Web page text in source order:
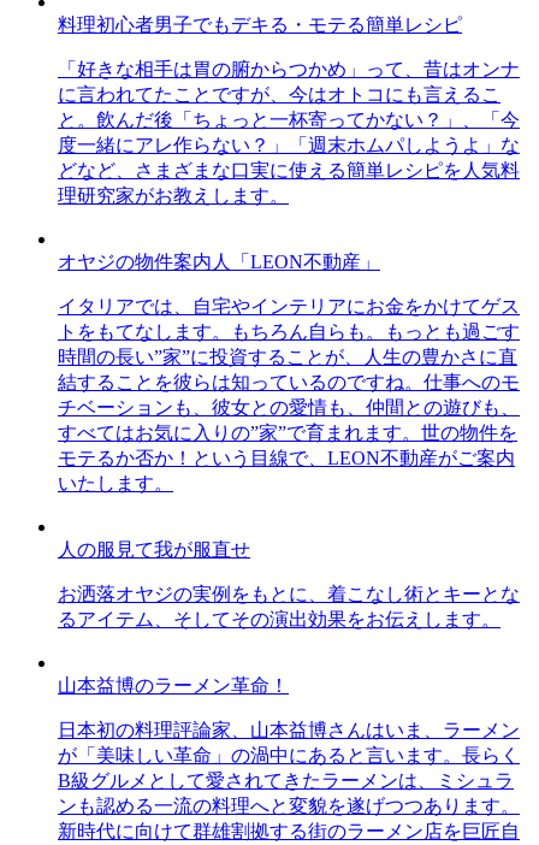
料理初心者男子でもデキる・モテる簡単レシピ
「好きな相手は胃の腑からつかめ」って、昔はオンナ
に言われてたことですが、今はオトコにも言えるこ
と。飲んだ後「ちょっと一杯寄ってかない？」、「今
度一緒にアレ作らない？」「週末ホムパしようよ」な
どなど、さまざまな口実に使える簡単レシピを人気料
理研究家がお教えします。
オヤジの物件案内人「LEON不動産」
イタリアでは、自宅やインテリアにお金をかけてゲス
トをもてなします。もちろん自らも。もっとも過ごす
時間の長い”家”に投資することが、人生の豊かさに直
結することを彼らは知っているのですね。仕事へのモ
チベーションも、彼女との愛情も、仲間との遊びも、
すべてはお気に入りの”家”で育まれます。世の物件を
モテるか否か！という目線で、LEON不動産がご案内
いたします。
人の服見て我が服直せ
お洒落オヤジの実例をもとに、着こなし術とキーとな
るアイテム、そしてその演出効果をお伝えします。
山本益博のラーメン革命！
日本初の料理評論家、山本益博さんはいま、ラーメン
が「美味しい革命」の渦中にあると言います。長らく
B級グルメとして愛されてきたラーメンは、ミシュラ
ンも認める一流の料理へと変貌を遂げつつあります。
新時代に向けて群雄割拠する街のラーメン店を巨匠自